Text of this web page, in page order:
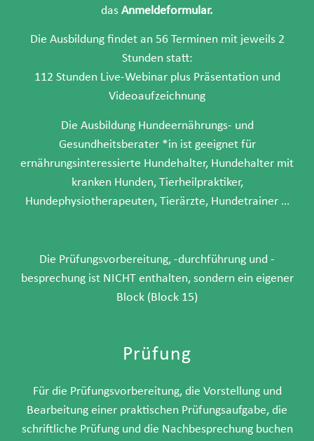
das Anmeldeformular.
Die Ausbildung findet an 56 Terminen mit jeweils 2
Stunden statt:
112 Stunden Live-Webinar plus Präsentation und
Videoaufzeichnung
Die Ausbildung Hundeernährungs- und
Gesundheitsberater *in ist geeignet für
ernährungsinteressierte Hundehalter, Hundehalter mit
kranken Hunden, Tierheilpraktiker,
Hundephysiotherapeuten, Tierärzte, Hundetrainer …
Die Prüfungsvorbereitung, -durchführung und -
besprechung ist NICHT enthalten, sondern ein eigener
Block (Block 15)
Prüfung
Für die Prüfungsvorbereitung, die Vorstellung und
Bearbeitung einer praktischen Prüfungsaufgabe, die
schriftliche Prüfung und die Nachbesprechung buchen